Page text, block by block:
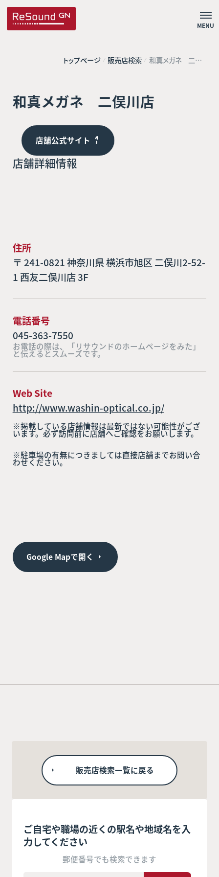
MENU
トップページ 販売店検索 和真メガネ 二俣
川店
和真メガネ 二俣川店
店舗公式サイト
店舗詳細情報
住所
〒 241-0821 神奈川県 横浜市旭区 二俣川2-52-
1 西友二俣川店 3F
電話番号
045-363-7550
お電話の際は、「リサウンドのホームページをみた」
と伝えるとスムーズです。
Web Site
http://www.washin-optical.co.jp/
※掲載している店舗情報は最新ではない可能性がござ
います。必ず訪問前に店舗へご確認をお願いします。
※駐車場の有無につきましては直接店舗までお問い合
わせください。
Google Mapで開く
販売店検索一覧に戻る
ご自宅や職場の近くの駅名や地域名を入
力してください
郵便番号でも検索できます